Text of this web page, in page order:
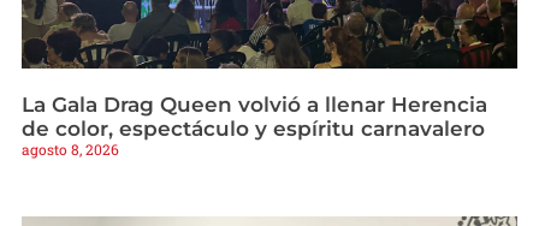
La Gala Drag Queen volvió a llenar Herencia
de color, espectáculo y espíritu carnavalero
agosto 8, 2026